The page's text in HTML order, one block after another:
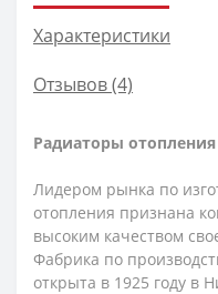
Характеристики
Отзывов (4)
Радиаторы отопления
Лидером рынка по
отопления признана
высоким качеством
Фабрика по
открыта в 1925 году в